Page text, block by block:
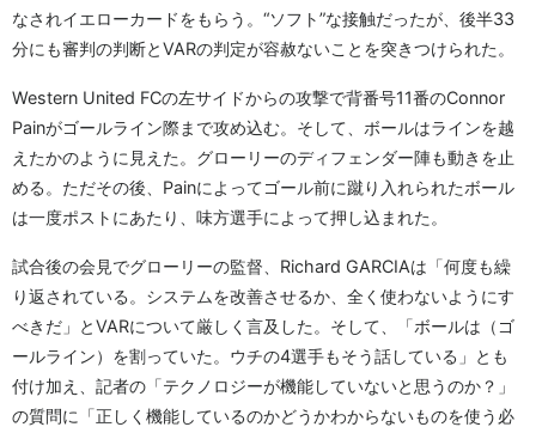
なされイエローカードをもらう。“ソフト”な接触だったが、後半33
分にも審判の判断とVARの判定が容赦ないことを突きつけられた。
Western United FCの左サイドからの攻撃で背番号11番のConnor
Painがゴールライン際まで攻め込む。そして、ボールはラインを越
えたかのように見えた。グローリーのディフェンダー陣も動きを止
める。ただその後、Painによってゴール前に蹴り入れられたボール
は一度ポストにあたり、味方選手によって押し込まれた。
試合後の会見でグローリーの監督、Richard GARCIAは「何度も繰
り返されている。システムを改善させるか、全く使わないようにす
べきだ」とVARについて厳しく言及した。そして、「ボールは（ゴ
ールライン）を割っていた。ウチの4選手もそう話している」とも
付け加え、記者の「テクノロジーが機能していないと思うのか？」
の質問に「正しく機能しているのかどうかわからないものを使う必